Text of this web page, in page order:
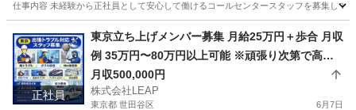
仕事内容 未経験から正社員として安心して働けるコールセンタースタッフを募集し
受付 未経験
正社員
東京立ち上げメンバー募集 月給25万円＋歩合 月収
例 35万円〜80万円以上可能 ※頑張り次第で高収
入可能 ※繁忙期は100万円以上の実績あり
月収500,000円
株式会社LEAP
東京都 世田谷区 6月7日